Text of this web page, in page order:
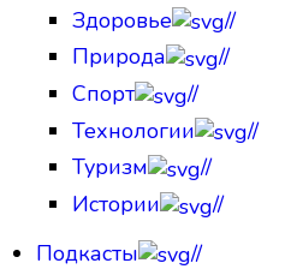
Здоровье
//
Природа
//
Спорт
//
Технологии
//
Туризм
//
Истории
//
Подкасты
//